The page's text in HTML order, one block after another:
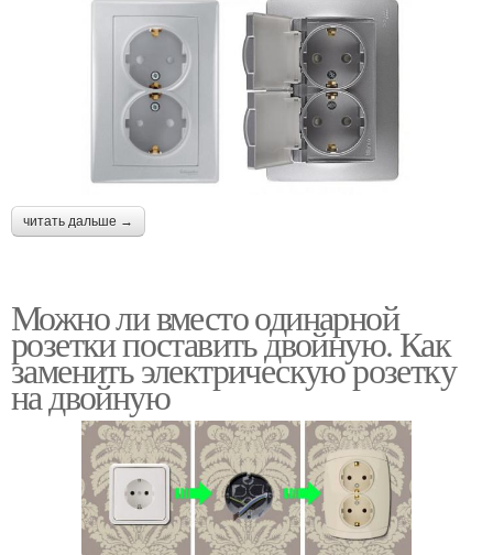
читать дальше →
Можно ли вместо одинарной
розетки поставить двойную. Как
заменить электрическую розетку
на двойную